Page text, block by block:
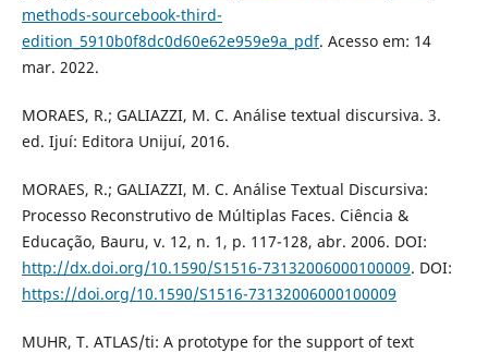
methods-sourcebook-third-
edition_5910b0f8dc0d60e62e959e9a_pdf. Acesso em: 14
mar. 2022.
MORAES, R.; GALIAZZI, M. C. Análise textual discursiva. 3.
ed. Ijuí: Editora Unijuí, 2016.
MORAES, R.; GALIAZZI, M. C. Análise Textual Discursiva:
Processo Reconstrutivo de Múltiplas Faces. Ciência &
Educação, Bauru, v. 12, n. 1, p. 117-128, abr. 2006. DOI:
http://dx.doi.org/10.1590/S1516-73132006000100009. DOI:
https://doi.org/10.1590/S1516-73132006000100009
MUHR, T. ATLAS/ti: A prototype for the support of text